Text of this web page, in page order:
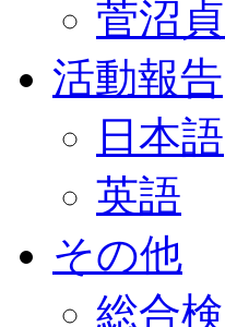
菅沼
活動報告
日本語
英語
その他
総合